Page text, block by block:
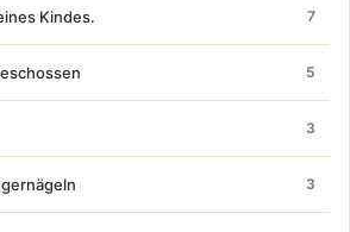
Kindes. 7
5
3
3